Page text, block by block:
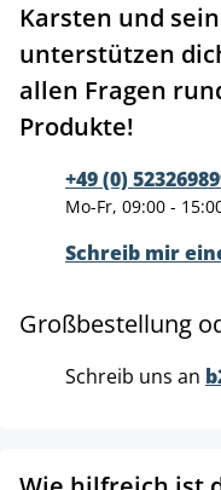
Karsten und
unterstützen
allen Fragen
Produkte!
+49 (0)
Mo-Fr, 09:00 -
Schreib mir
Großbestellung
Schreib uns an